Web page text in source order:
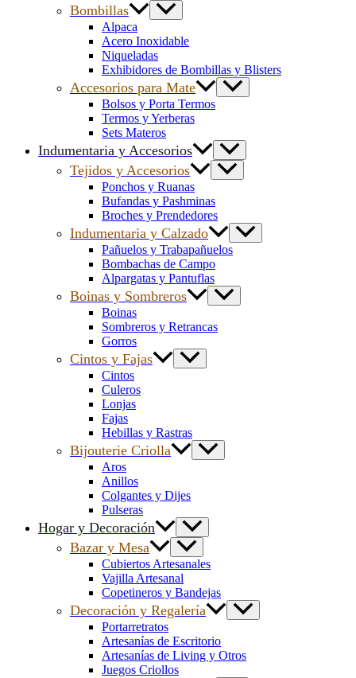
Bombillas
Alpaca
Acero Inoxidable
Niqueladas
Exhibidores de Bombillas y Blisters
Accesorios para Mate
Bolsos y Porta Termos
Termos y Yerberas
Sets Materos
Indumentaria y Accesorios
Tejidos y Accesorios
Ponchos y Ruanas
Bufandas y Pashminas
Broches y Prendedores
Indumentaria y Calzado
Pañuelos y Trabapañuelos
Bombachas de Campo
Alpargatas y Pantuflas
Boinas y Sombreros
Boinas
Sombreros y Retrancas
Gorros
Cintos y Fajas
Cintos
Culeros
Lonjas
Fajas
Hebillas y Rastras
Bijouterie Criolla
Aros
Anillos
Colgantes y Dijes
Pulseras
Hogar y Decoración
Bazar y Mesa
Cubiertos Artesanales
Vajilla Artesanal
Copetineros y Bandejas
Decoración y Regalería
Portarretratos
Artesanías de Escritorio
Artesanías de Living y Otros
Juegos Criollos